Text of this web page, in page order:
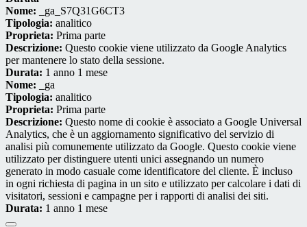
Nome: _ga_S7Q31G6CT3
Tipologia: analitico
Proprieta: Prima parte
Descrizione: Questo cookie viene utilizzato da Google Analytics
per mantenere lo stato della sessione.
Durata: 1 anno 1 mese
Nome: _ga
Tipologia: analitico
Proprieta: Prima parte
Descrizione: Questo nome di cookie è associato a Google Universal
Analytics, che è un aggiornamento significativo del servizio di
analisi più comunemente utilizzato da Google. Questo cookie viene
utilizzato per distinguere utenti unici assegnando un numero
generato in modo casuale come identificatore del cliente. È incluso
in ogni richiesta di pagina in un sito e utilizzato per calcolare i dati di
visitatori, sessioni e campagne per i rapporti di analisi dei siti.
Durata: 1 anno 1 mese